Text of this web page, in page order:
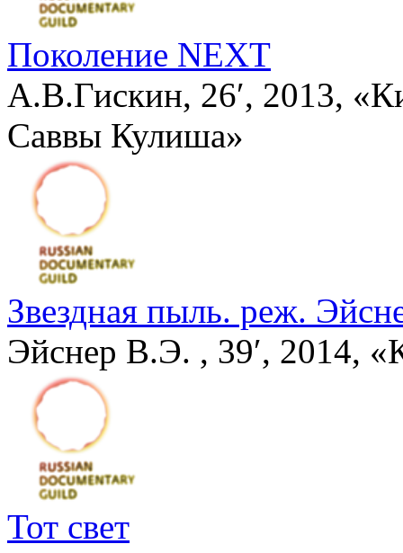
Поколение NEXT
А.В.Гискин, 26′, 2013,
Саввы Кулиша»
Звездная пыль. реж.
Эйснер В.Э. , 39′, 2014,
Тот свет